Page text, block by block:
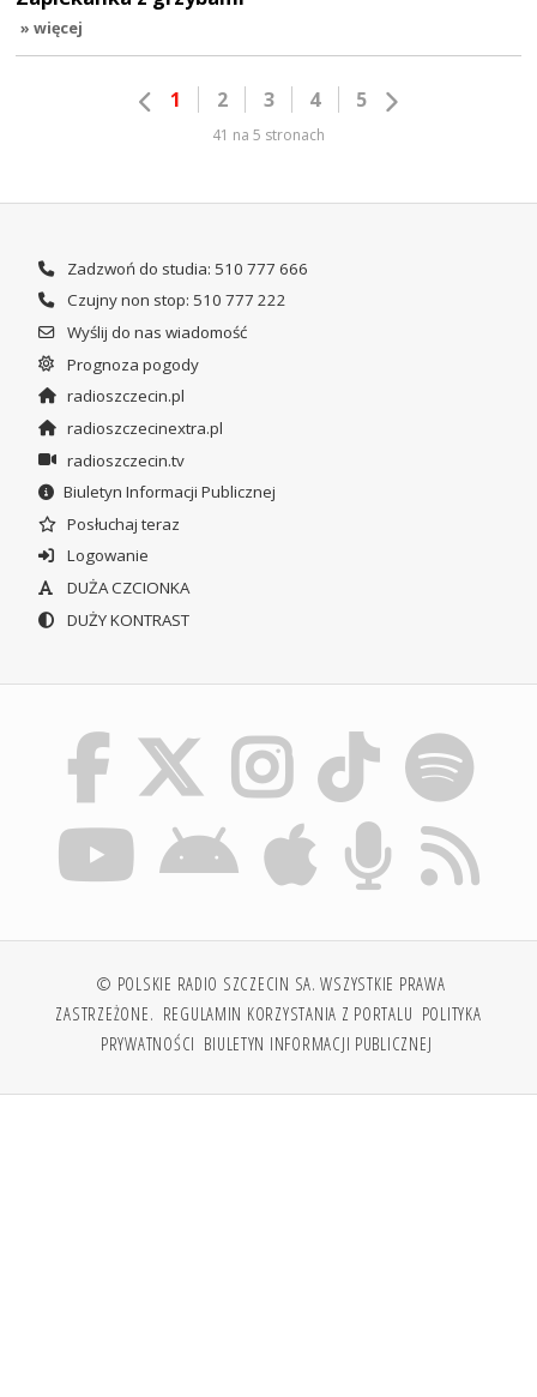
» więcej
1 2 3 4 5
41 na 5 stronach
Zadzwoń do studia: 510 777 666
Czujny non stop: 510 777 222
Wyślij do nas wiadomość
Prognoza pogody
radioszczecin.pl
radioszczecinextra.pl
radioszczecin.tv
Biuletyn Informacji Publicznej
Posłuchaj teraz
Logowanie
DUŻA CZCIONKA
DUŻY KONTRAST
© POLSKIE RADIO SZCZECIN SA. WSZYSTKIE PRAWA
ZASTRZEŻONE. REGULAMIN KORZYSTANIA Z PORTALU POLITYKA
PRYWATNOŚCI BIULETYN INFORMACJI PUBLICZNEJ